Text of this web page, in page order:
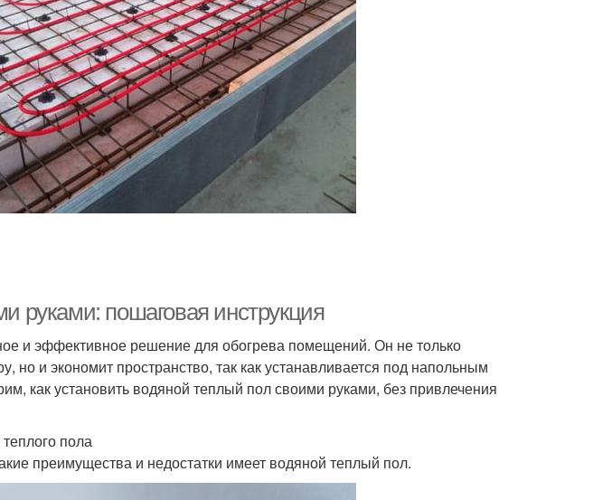
руками: пошаговая инструкция
и эффективное решение для обогрева помещений. Он не только
но и экономит пространство, так как устанавливается под напольным
как установить водяной теплый пол своими руками, без привлечения
пола
преимущества и недостатки имеет водяной теплый пол.